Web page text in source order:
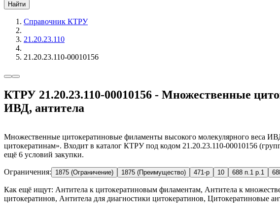
Найти
Справочник КТРУ
21.20.23.110
21.20.23.110-00010156
КТРУ 21.20.23.110-00010156 - Множественные
ИВД, антитела
Множественные цитокератиновые филаменты высокого молекулярного веса
цитокератинам». Входит в каталог КТРУ под кодом 21.20.23.110-00010156
ещё 6 условий закупки.
Ограничения: 1875 (Ограничение) 1875 (Преимущество) 471-р 10 688 п.1 р.1
Как ещё ищут: Антитела к цитокератиновым филаментам, Антитела к
цитокератинов, Антитела для диагностики цитокератинов, Цитокератиновые